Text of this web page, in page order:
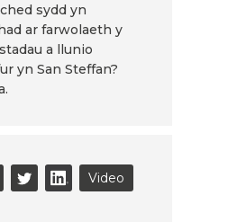
sydd yn
ar farwolaeth y
a llunio
yn San Steffan?
Video